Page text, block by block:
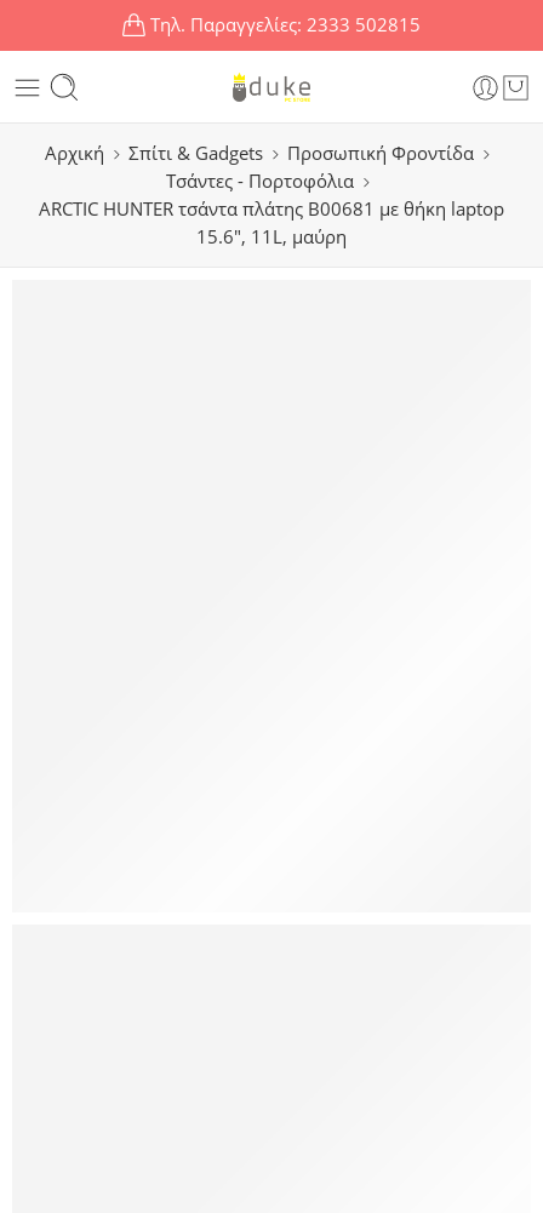
Τηλ. Παραγγελίες: 2333 502815
Αρχική Σπίτι & Gadgets
Προσωπική Φροντίδα
Τσάντες - Πορτοφόλια
ARCTIC HUNTER τσάντα πλάτης B00681 με θήκη laptop
15.6″, 11L, μαύρη